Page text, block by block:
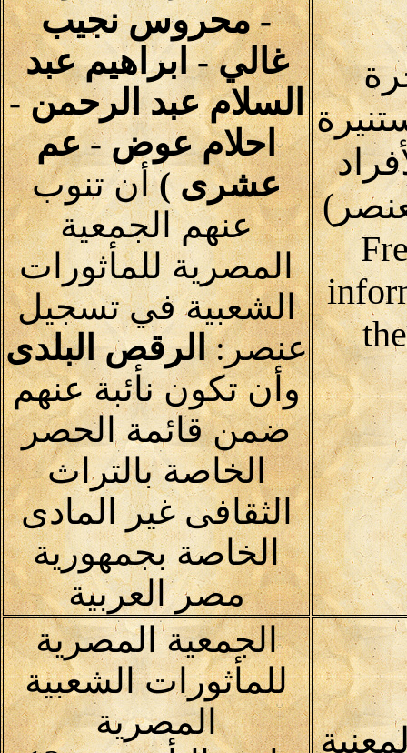
- محروس نجيب
غالي - ابراهيم عبد
السلام عبد الرحمن -
احلام عوض - عم
عشرى )أن تنوب
عنهم الجمعية
المصرية للمأثورات
الشعبية في تسجيل
عنصر:الرقص البلدى
وأن تكون نأئبة عنهم
ضمن قائمة الحصر
الخاصة بالتراث
الثقافى غير المادى
الخاصة بجمهورية
مصر العربية
الجمعية المصرية
للمأثورات الشعبية
المصرية